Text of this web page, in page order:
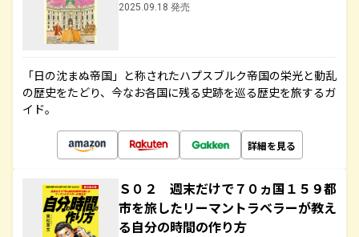
2025.09.18 発売
「日の沈まぬ帝国」と称されたハプスブルク帝国の栄光と動乱
の歴史をたどり、今なお各国に残る史跡を巡る歴史を旅するガ
イド。
詳細を見る
Ｓ０２ 週末だけで７０ヵ国１５９都
市を旅したリーマントラベラーが教え
る自分の時間の作り方